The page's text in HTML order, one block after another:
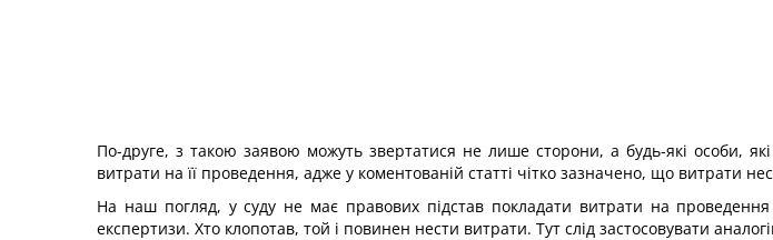
По-друге, з такою заявою можуть звертатися не лише сторони, а будь-які особи,
витрати на її проведення, адже у коментованій статті чітко зазначено, що витрати
На наш погляд, у суду не має правових підстав покладати витрати на
експертизи. Хто клопотав, той і повинен нести витрати. Тут слід застосовувати